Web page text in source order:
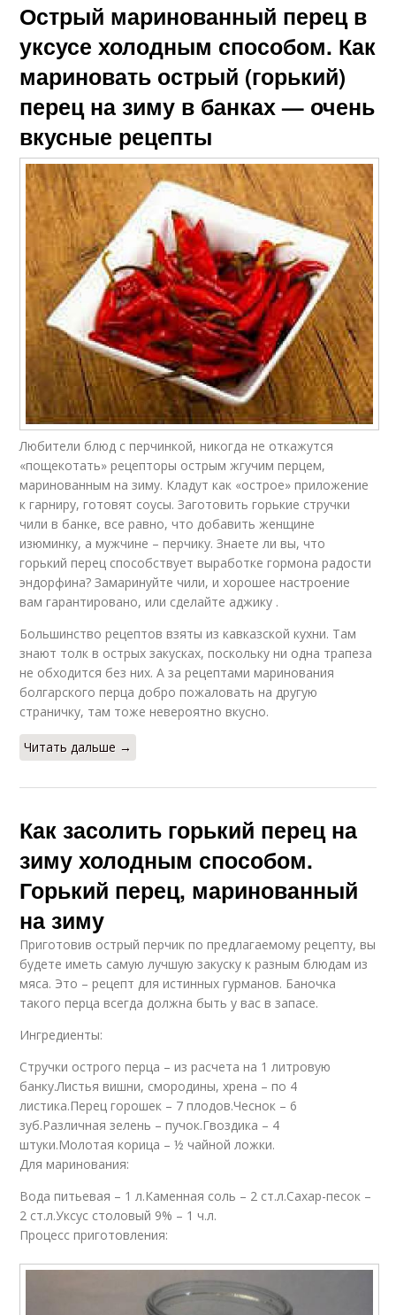
Острый маринованный перец в
уксусе холодным способом. Как
мариновать острый (горький)
перец на зиму в банках — очень
вкусные рецепты
Любители блюд с перчинкой, никогда не откажутся
«пощекотать» рецепторы острым жгучим перцем,
маринованным на зиму. Кладут как «острое» приложение
к гарниру, готовят соусы. Заготовить горькие стручки
чили в банке, все равно, что добавить женщине
изюминку, а мужчине – перчику. Знаете ли вы, что
горький перец способствует выработке гормона радости
эндорфина? Замаринуйте чили, и хорошее настроение
вам гарантировано, или сделайте аджику .
Большинство рецептов взяты из кавказской кухни. Там
знают толк в острых закусках, поскольку ни одна трапеза
не обходится без них. А за рецептами маринования
болгарского перца добро пожаловать на другую
страничку, там тоже невероятно вкусно.
Читать дальше →
Как засолить горький перец на
зиму холодным способом.
Горький перец, маринованный
на зиму
Приготовив острый перчик по предлагаемому рецепту, вы
будете иметь самую лучшую закуску к разным блюдам из
мяса. Это – рецепт для истинных гурманов. Баночка
такого перца всегда должна быть у вас в запасе.
Ингредиенты:
Стручки острого перца – из расчета на 1 литровую
банку.Листья вишни, смородины, хрена – по 4
листика.Перец горошек – 7 плодов.Чеснок – 6
зуб.Различная зелень – пучок.Гвоздика – 4
штуки.Молотая корица – ½ чайной ложки.
Для маринования:
Вода питьевая – 1 л.Каменная соль – 2 ст.л.Сахар-песок –
2 ст.л.Уксус столовый 9% – 1 ч.л.
Процесс приготовления: